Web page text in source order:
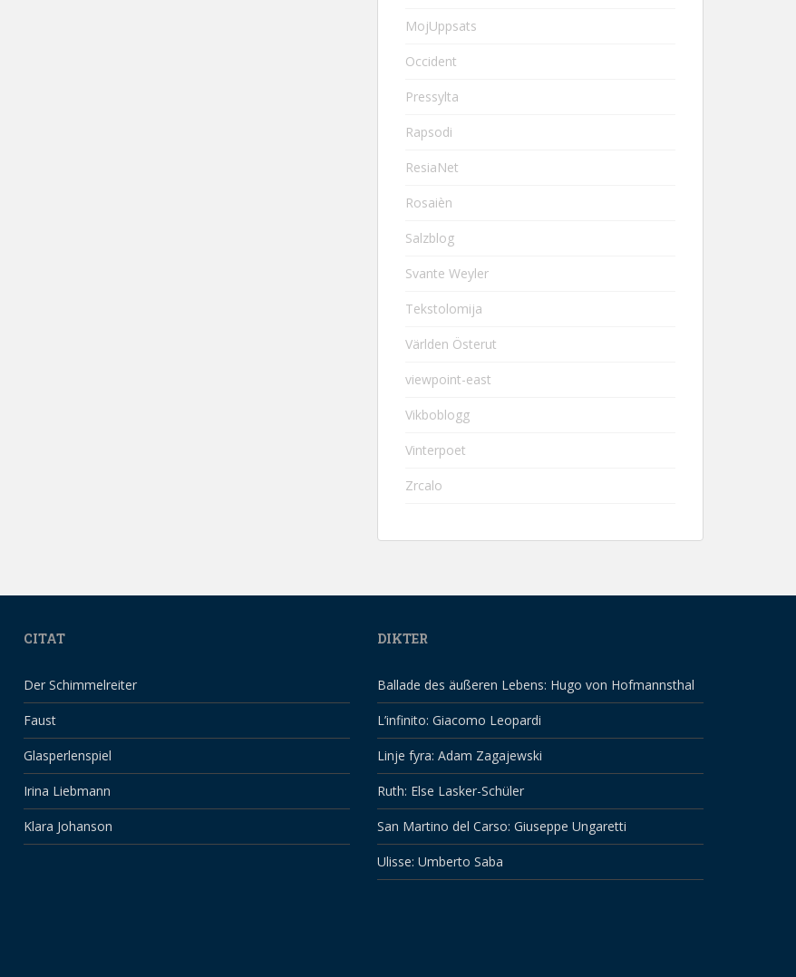
MojUppsats
Occident
Pressylta
Rapsodi
ResiaNet
Rosaièn
Salzblog
Svante Weyler
Tekstolomija
Världen Österut
viewpoint-east
Vikboblogg
Vinterpoet
Zrcalo
CITAT
Der Schimmelreiter
Faust
Glasperlenspiel
Irina Liebmann
Klara Johanson
DIKTER
Ballade des äußeren Lebens: Hugo von Hofmannsthal
L’infinito: Giacomo Leopardi
Linje fyra: Adam Zagajewski
Ruth: Else Lasker-Schüler
San Martino del Carso: Giuseppe Ungaretti
Ulisse: Umberto Saba